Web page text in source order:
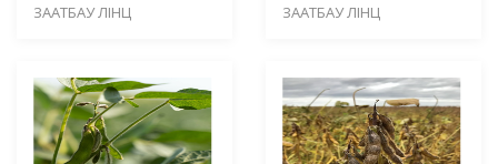
ЗААТБАУ ЛІНЦ ЗААТБАУ ЛІНЦ